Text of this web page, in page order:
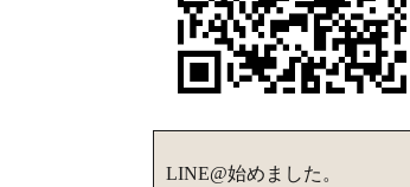
LINE@始めました。